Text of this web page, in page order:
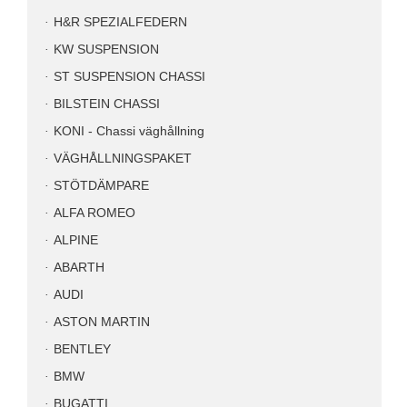
H&R SPEZIALFEDERN
KW SUSPENSION
ST SUSPENSION CHASSI
BILSTEIN CHASSI
KONI - Chassi väghållning
VÄGHÅLLNINGSPAKET
STÖTDÄMPARE
ALFA ROMEO
ALPINE
ABARTH
AUDI
ASTON MARTIN
BENTLEY
BMW
BUGATTI